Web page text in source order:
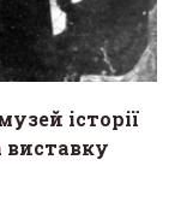
історії
виставку